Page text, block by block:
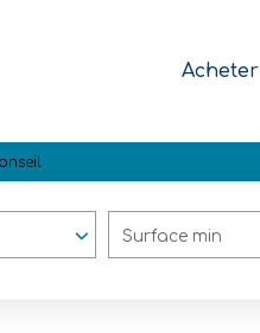
Acheter
Surface min